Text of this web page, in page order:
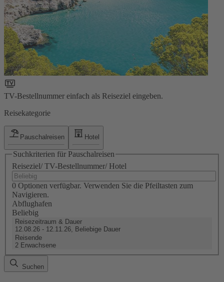
TV-Bestellnummer einfach als Reiseziel eingeben.
Reisekategorie
Pauschalreisen Hotel
Suchkriterien für Pauschalreisen
Reiseziel/ TV-Bestellnummer/ Hotel
0 Optionen verfügbar. Verwenden Sie die Pfeiltasten zum
Navigieren.
Abflughafen
Beliebig
Reisezeitraum & Dauer
12.08.26 - 12.11.26, Beliebige Dauer
Reisende
2 Erwachsene
Suchen